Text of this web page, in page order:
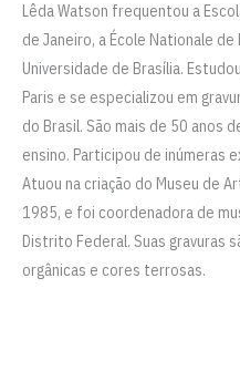
Lêda Watson frequentou a
de Janeiro, a École Nationale
Universidade de Brasília.
Paris e se especializou em
do Brasil. São mais de 50 anos
ensino. Participou de inúmeras
Atuou na criação do Museu de
1985, e foi coordenadora de
Distrito Federal. Suas gravuras
orgânicas e cores terrosas.